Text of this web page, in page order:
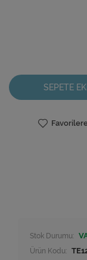
SEPETE
Stok Durumu:
Ürün Kodu: